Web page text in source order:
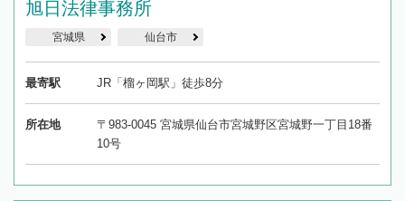
旭日法律事務所
宮城県 仙台市
最寄駅 JR「榴ヶ岡駅」徒歩8分
所在地
〒983-0045 宮城県仙台市宮城野区宮城野一丁目18番
10号